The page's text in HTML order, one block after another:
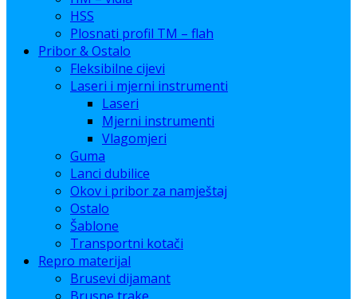
HSS
Plosnati profil TM – flah
Pribor & Ostalo
Fleksibilne cijevi
Laseri i mjerni instrumenti
Laseri
Mjerni instrumenti
Vlagomjeri
Guma
Lanci dubilice
Okov i pribor za namještaj
Ostalo
Šablone
Transportni kotači
Repro materijal
Brusevi dijamant